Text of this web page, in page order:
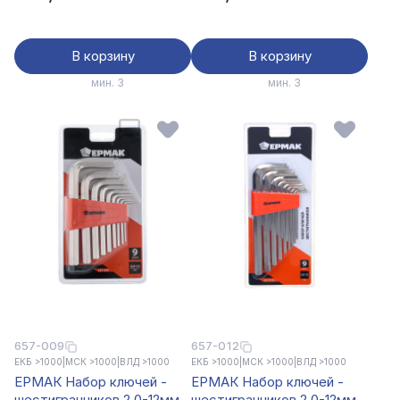
В корзину
мин. 3
В корзину
мин. 3
657-009
ЕКБ >1000 МСК >1000 ВЛД >1000
ЕРМАК Набор ключей -
657-012
ЕКБ >1000 МСК >1000 ВЛД >1000
ЕРМАК Набор ключей -